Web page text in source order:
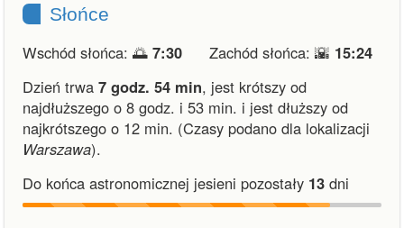
Słońce
Wschód słońca: 🌅 7:30 Zachód słońca: 🌇 15:24
Dzień trwa 7 godz. 54 min, jest krótszy od
najdłuższego o 8 godz. i 53 min. i jest dłuższy od
najkrótszego o 12 min. (Czasy podano dla lokalizacji
Warszawa).
Do końca astronomicznej jesieni pozostały 13 dni